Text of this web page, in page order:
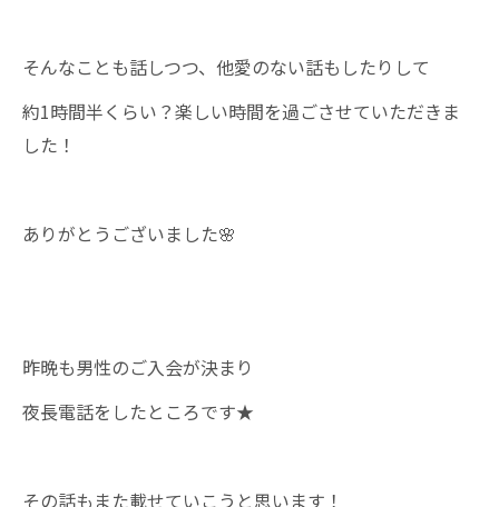
そんなことも話しつつ、他愛のない話もしたりして
約1時間半くらい？楽しい時間を過ごさせていただきま
した！
ありがとうございました🌸
昨晩も男性のご入会が決まり
夜長電話をしたところです★
その話もまた載せていこうと思います！